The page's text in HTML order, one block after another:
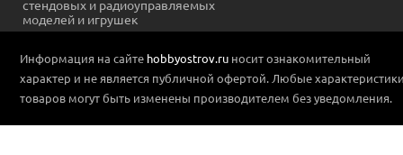
стендовых и радиоуправляемых
моделей и игрушек
Информация на сайте hobbyostrov.ru носит ознакомительный
характер и не является публичной офертой. Любые
товаров могут быть изменены производителем без уведомления.